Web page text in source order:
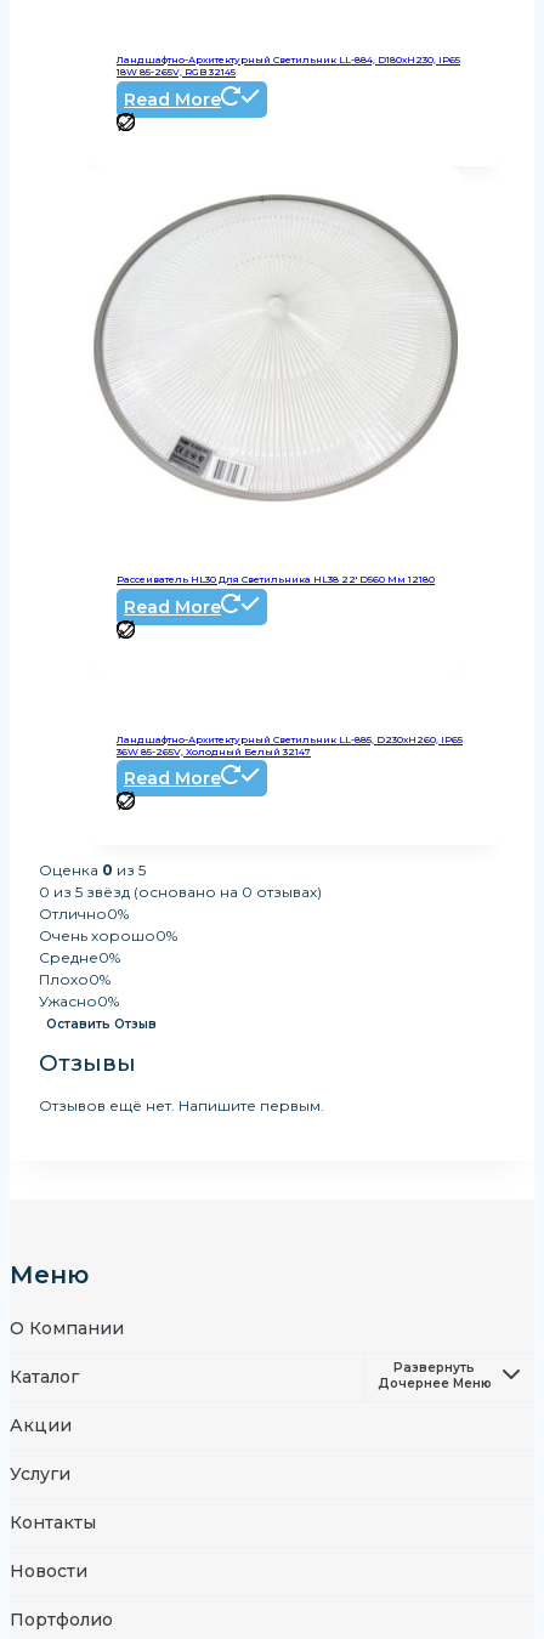
Ландшафтно-Архитектурный Светильник LL-884, D180xH230, IP65
18W 85-265V, RGB 32145
Read More
Рассеиватель HL30 Для Светильника HL38 22′ D560 Мм 12180
Read More
Ландшафтно-Архитектурный Светильник LL-885, D230xH260, IP65
36W 85-265V, Холодный Белый 32147
Read More
Оценка 0 из 5
0 из 5 звёзд (основано на 0 отзывах)
Отлично0%
Очень хорошо0%
Средне0%
Плохо0%
Ужасно0%
Оставить Отзыв
Отзывы
Отзывов ещё нет. Напишите первым.
Меню
О Компании
Каталог
Развернуть
Дочернее Меню
Акции
Услуги
Контакты
Новости
Портфолио